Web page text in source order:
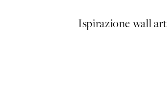
Ispirazione wall art